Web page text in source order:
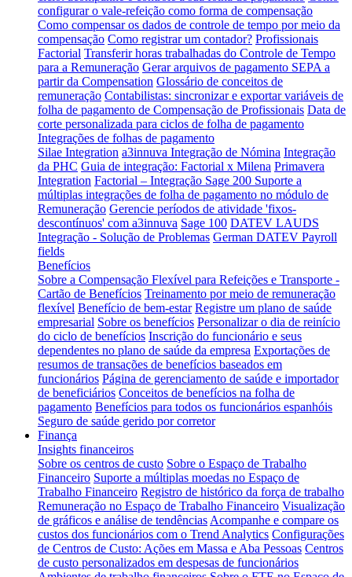
configurar o vale-refeição como forma de compensação
Como compensar os dados de controle de tempo por meio da
compensação Como registrar um contador? Profissionais
Factorial Transferir horas trabalhadas do Controle de Tempo
para a Remuneração Gerar arquivos de pagamento SEPA a
partir da Compensation Glossário de conceitos de
remuneração Contabilistas: sincronizar e exportar variáveis de
folha de pagamento de Compensação de Profissionais Data de
corte personalizada para ciclos de folha de pagamento
Integrações de folhas de pagamento
Silae Integration a3innuva Integração de Nómina Integração
da PHC Guia de integração: Factorial x Milena Primavera
Integration Factorial – Integração Sage 200 Suporte a
múltiplas integrações de folha de pagamento no módulo de
Remuneração Gerencie períodos de atividade 'fixos-
descontínuos' com a3innuva Sage 100 DATEV LAUDS
Integração - Solução de Problemas German DATEV Payroll
fields
Benefícios
Sobre a Compensação Flexível para Refeições e Transporte -
Cartão de Benefícios Treinamento por meio de remuneração
flexível Benefício de bem-estar Registre um plano de saúde
empresarial Sobre os benefícios Personalizar o dia de reinício
do ciclo de benefícios Inscrição do funcionário e seus
dependentes no plano de saúde da empresa Exportações de
resumos de transações de benefícios baseados em
funcionários Página de gerenciamento de saúde e importador
de beneficiários Conceitos de benefícios na folha de
pagamento Benefícios para todos os funcionários espanhóis
Seguro de saúde gerido por corretor
Finança
Insights financeiros
Sobre os centros de custo Sobre o Espaço de Trabalho
Financeiro Suporte a múltiplas moedas no Espaço de
Trabalho Financeiro Registro de histórico da força de trabalho
Remuneração no Espaço de Trabalho Financeiro Visualização
de gráficos e análise de tendências Acompanhe e compare os
custos dos funcionários com o Trend Analytics Configurações
de Centros de Custo: Ações em Massa e Aba Pessoas Centros
de custo personalizados em despesas de funcionários